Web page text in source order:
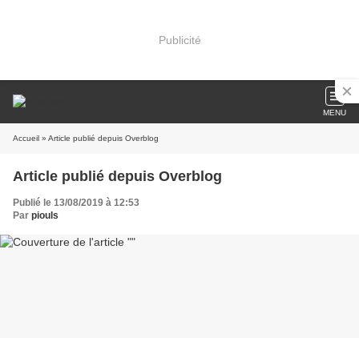
Publicité
MENU
Accueil » Article publié depuis Overblog
Article publié depuis Overblog
Publié le 13/08/2019 à 12:53
Par piouls